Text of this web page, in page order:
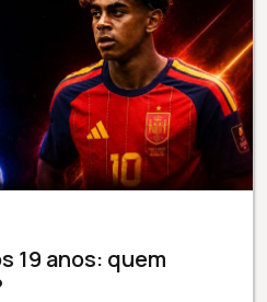
19 anos: quem